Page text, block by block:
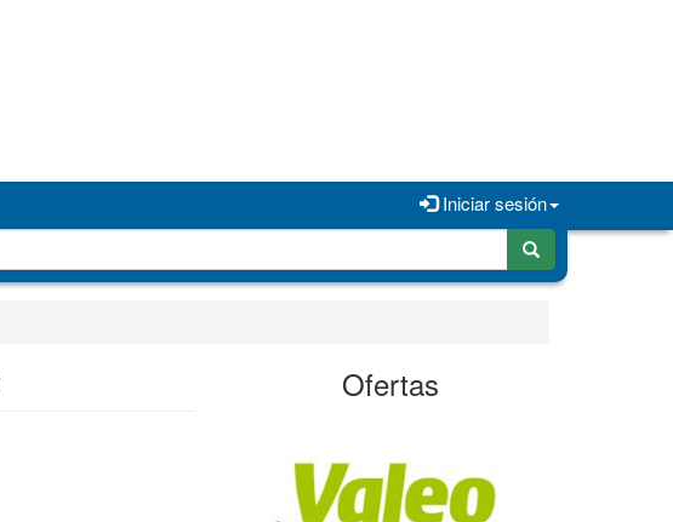
Iniciar sesión
Ofertas